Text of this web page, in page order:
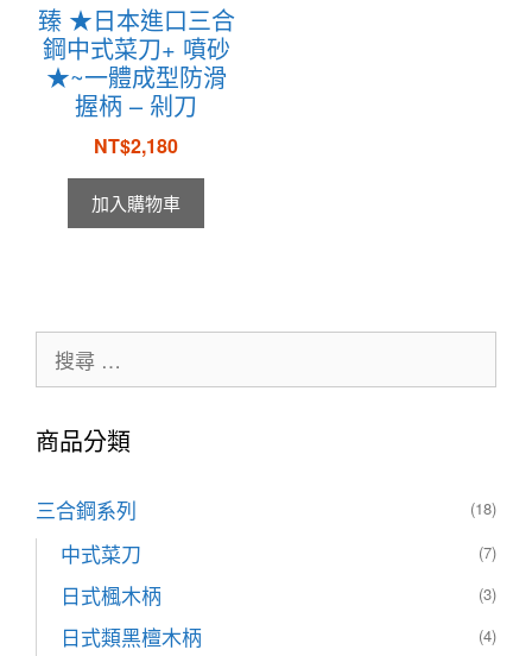
臻 ★日本進口三合
鋼中式菜刀+ 噴砂
★~一體成型防滑
握柄 – 剁刀
NT$2,180
加入購物車
商品分類
三合鋼系列 (18)
中式菜刀 (7)
日式楓木柄 (3)
日式類黑檀木柄 (4)